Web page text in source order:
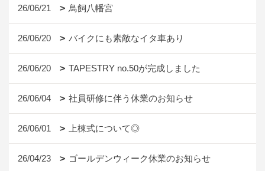
26/06/21 鳥飼八幡宮
26/06/20 バイクにも素敵なイタ車あり
26/06/20 TAPESTRY no.50が完成しました
26/06/04 社員研修に伴う休業のお知らせ
26/06/01 上棟式について◎
26/04/23 ゴールデンウィーク休業のお知らせ